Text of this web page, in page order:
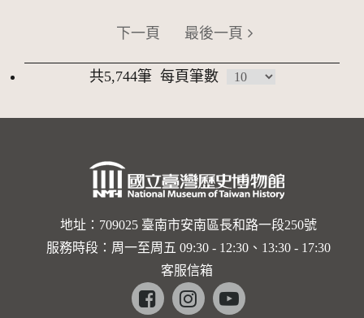
下一頁 最後一頁
共5,744筆 每頁筆數
地址：709025 臺南市安南區長和路一段250號
服務時段：周一至周五 09:30 - 12:30、13:30 - 17:30
客服信箱
Facebookinstagramyoutube